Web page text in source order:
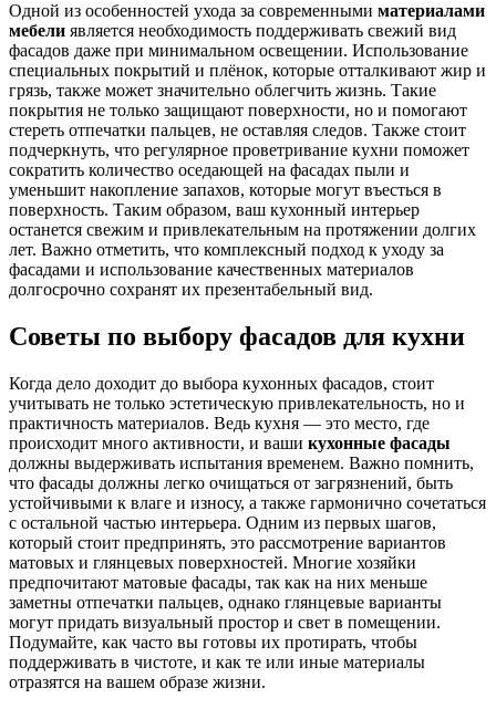
Одной из особенностей ухода за современными материалами
мебели является необходимость поддерживать свежий вид
фасадов даже при минимальном освещении. Использование
специальных покрытий и плёнок, которые отталкивают жир и
грязь, также может значительно облегчить жизнь. Такие
покрытия не только защищают поверхности, но и помогают
стереть отпечатки пальцев, не оставляя следов. Также стоит
подчеркнуть, что регулярное проветривание кухни поможет
сократить количество оседающей на фасадах пыли и
уменьшит накопление запахов, которые могут въесться в
поверхность. Таким образом, ваш кухонный интерьер
останется свежим и привлекательным на протяжении долгих
лет. Важно отметить, что комплексный подход к уходу за
фасадами и использование качественных материалов
долгосрочно сохранят их презентабельный вид.
Советы по выбору фасадов для кухни
Когда дело доходит до выбора кухонных фасадов, стоит
учитывать не только эстетическую привлекательность, но и
практичность материалов. Ведь кухня — это место, где
происходит много активности, и ваши кухонные фасады
должны выдерживать испытания временем. Важно помнить,
что фасады должны легко очищаться от загрязнений, быть
устойчивыми к влаге и износу, а также гармонично сочетаться
с остальной частью интерьера. Одним из первых шагов,
который стоит предпринять, это рассмотрение вариантов
матовых и глянцевых поверхностей. Многие хозяйки
предпочитают матовые фасады, так как на них меньше
заметны отпечатки пальцев, однако глянцевые варианты
могут придать визуальный простор и свет в помещении.
Подумайте, как часто вы готовы их протирать, чтобы
поддерживать в чистоте, и как те или иные материалы
отразятся на вашем образе жизни.